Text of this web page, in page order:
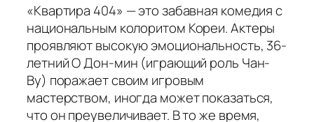
«Квартира 404» — это забавная комедия с
национальным колоритом Кореи. Актеры
проявляют высокую эмоциональность, 36-
летний О Дон-мин (играющий роль Чан-
Ву) поражает своим игровым
мастерством, иногда может показаться,
что он преувеличивает. В то же время,